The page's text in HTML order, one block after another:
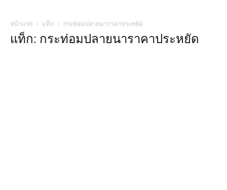
หน้าแรก แท็ก กระท่อมปลายนาราคาประหยัด
แท็ก: กระท่อมปลายนาราคาประหยัด